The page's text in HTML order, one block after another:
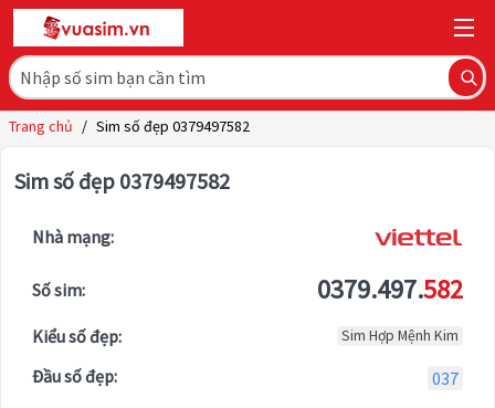
Trang chủ / Sim số đẹp 0379497582
Sim số đẹp 0379497582
Nhà mạng:
Số sim: 0379.497.582
Kiểu số đẹp: Sim Hợp Mệnh Kim
Đầu số đẹp:
037